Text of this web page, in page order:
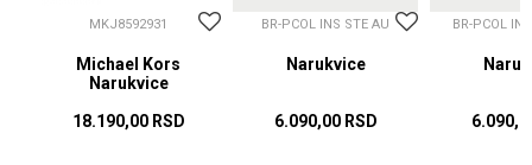
MKJ8592931
Michael Kors
Narukvice
18.190,00 RSD
BR-PCOL INS STE AU
Narukvice
6.090,00 RSD
BR-PCOL